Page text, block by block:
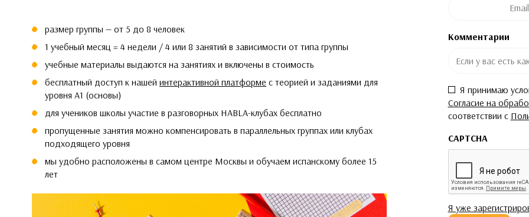
размер группы — от 5 до 8 человек
1 учебный месяц = 4 недели / 4 или 8 занятий в зависимости от типа группы
учебные материалы выдаются на занятиях и включены в стоимость
бесплатный доступ к нашей интерактивной платформе c теорией и заданиями для
уровня А1 (основы)
для учеников школы участие в разговорных HABLA-клубах бесплатно
пропущенные занятия можно компенсировать в параллельных группах или клубах
подходящего уровня
мы удобно расположены в самом центре Москвы и обучаем испанскому более 15
лет
Комментарии
Согласие*
Я принимаю
Согласие на
соответствии с
CAPTCHA
Я уже